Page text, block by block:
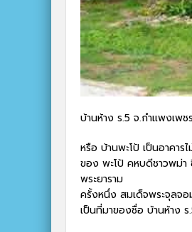
บ้านห้าง ร.5 จ.กำแพงเพชร
หรือ บ้านพะโป้ เป็นอาคา
ของ พะโป้ คหบดีชาวพม่า
พระยาราม
ครั้งหนึ่ง สมเด็จพระจุลจอ
เป็นที่มาของชื่อ บ้านห้าง ร